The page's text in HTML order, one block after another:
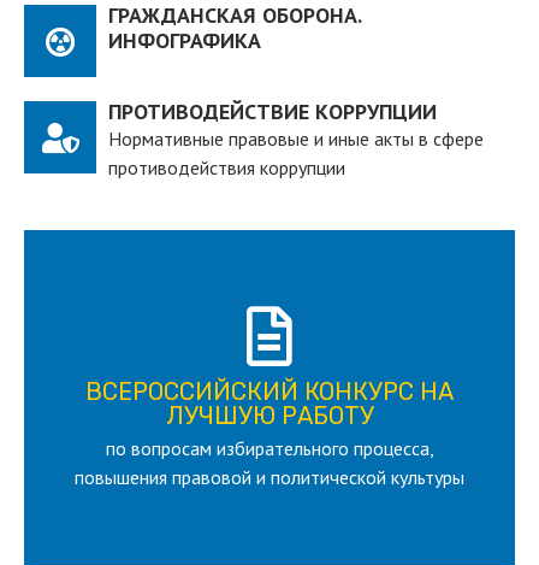
ГРАЖДАНСКАЯ ОБОРОНА.
ИНФОГРАФИКА
ПРОТИВОДЕЙСТВИЕ КОРРУПЦИИ
Нормативные правовые и иные акты в сфере
противодействия коррупции
ВСЕРОССИЙСКИЙ КОНКУРС НА
ЛУЧШУЮ РАБОТУ
по вопросам избирательного процесса,
повышения правовой и политической культуры
ВСЕРОССИЙСКИЙ КОНКУРС НА
ЛУЧШУЮ РАБОТУ
для лица старше 18 и моложе 35 лет
ПОДРОБНЕЕ